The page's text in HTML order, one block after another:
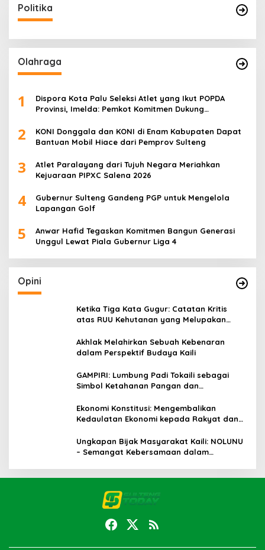
Politika
Olahraga
1
Dispora Kota Palu Seleksi Atlet yang Ikut POPDA
Provinsi, Imelda: Pemkot Komitmen Dukung
2
KONI Donggala dan KONI di Enam Kabupaten Dapat
Bantuan Mobil Hiace dari Pemprov Sulteng
3
Atlet Paralayang dari Tujuh Negara Meriahkan
Kejuaraan PIPXC Salena 2026
4
Gubernur Sulteng Gandeng PGP untuk Mengelola
Lapangan Golf
5
Anwar Hafid Tegaskan Komitmen Bangun Generasi
Unggul Lewat Piala Gubernur Liga 4
Opini
Ketika Tiga Kata Gugur: Catatan Kritis
atas RUU Kehutanan yang Melupakan
Akhlak Melahirkan Sebuah Kebenaran
dalam Perspektif Budaya Kaili
GAMPIRI: Lumbung Padi Tokaili sebagai
Simbol Ketahanan Pangan dan
Ekonomi Konstitusi: Mengembalikan
Kedaulatan Ekonomi kepada Rakyat dan
Ungkapan Bijak Masyarakat Kaili: NOLUNU
– Semangat Kebersamaan dalam